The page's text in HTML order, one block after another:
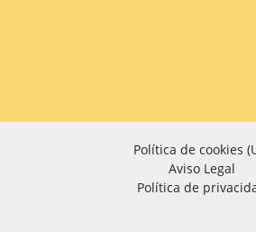
Política de cookies
Aviso Legal
Política de